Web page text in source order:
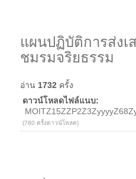
แผนปฏิบัติการส่ง
ชมรมจริยธรรม
อ่าน 1732 ครั้ง
ดาวน์โหลดไฟล์แนบ:
(760 ครั้งดาวน์โหลด)